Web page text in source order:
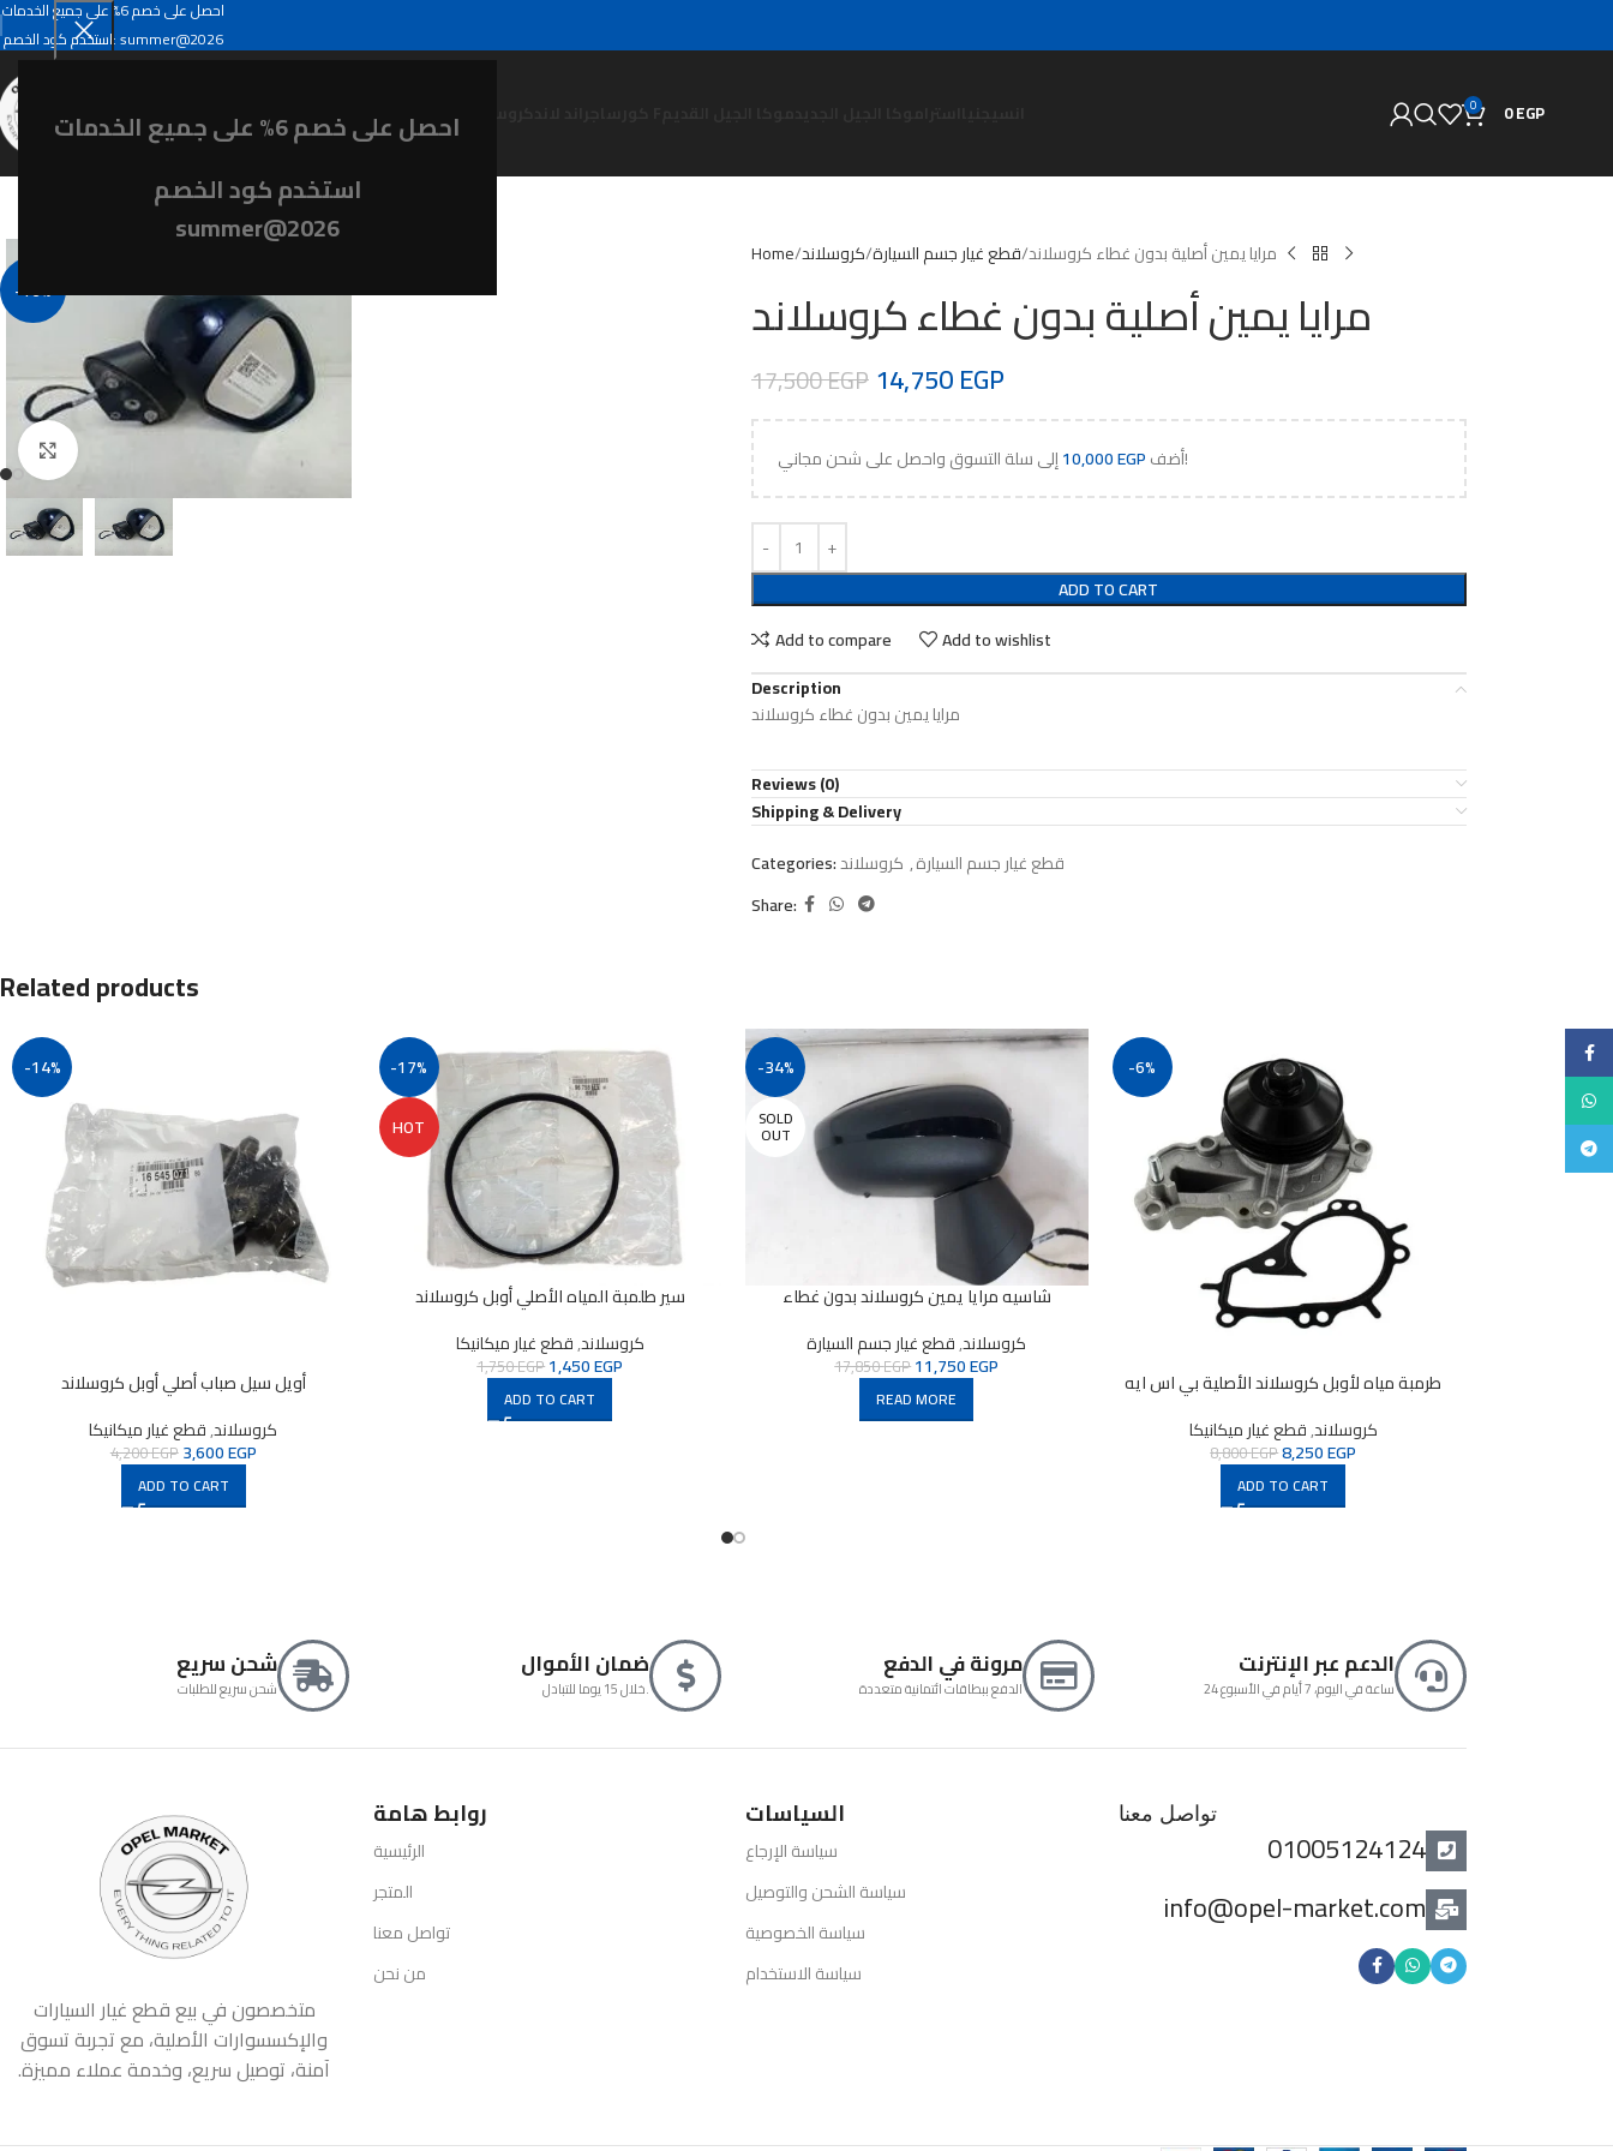
احصل على خصم 6% على جميع الخدمات
استخدم كود الخصم
summer@2026
احصل على خصم 6% على جميع الخدمات
استخدم كود الخصم:summer@2026
0 0EGP
-16%
Home كروسلاند قطع غيار جسم السيارة مرايا يمين أصلية بدون غطاء كروسلاند
مرايا يمين أصلية بدون غطاء كروسلاند
17,500EGP14,750EGP
أضف 10,000EGP إلى سلة التسوق واحصل على شحن مجاني!
ADD TO CART
Add to compare
Add to wishlist
Description
مرايا يمين بدون غطاء كروسلاند
Reviews (0)
Shipping & Delivery
Categories:
قطع غيار جسم السيارة, كروسلاند
Share:
Related products
-14%
أويل سيل صباب أصلي أوبل كروسلاند
كروسلاند,قطع غيار ميكانيكا
4,200EGP3,600EGP
ADD TO CART
-17%
HOT
سير طلمبة المياه الأصلي أوبل كروسلاند
كروسلاند,قطع غيار ميكانيكا
1,750EGP1,450EGP
ADD TO CART
-34%
SOLD
OUT
شاسيه مرايا يمين كروسلاند بدون غطاء
كروسلاند,قطع غيار جسم السيارة
17,850EGP11,750EGP
READ MORE
-6%
طرمبة مياه لأوبل كروسلاند الأصلية بي اس ايه
كروسلاند,قطع غيار ميكانيكا
8,800EGP8,250EGP
ADD TO CART
شحن سريع
شحن سريع للطلبات
ضمان الأموال
خلال 15 يوما للتبادل.
مرونة في الدفع
الدفع ببطاقات ائتمانية متعددة
الدعم عبر الإنترنت
24 ساعة في اليوم، 7 أيام في الأسبوع
متخصصون في بيع قطع غيار السيارات
والإكسسوارات الأصلية، مع تجربة تسوق
آمنة، توصيل سريع، وخدمة عملاء مميزة.
روابط هامة
الرئيسية
المتجر
تواصل معنا
من نحن
السياسات
سياسة الإرجاع
سياسة الشحن والتوصيل
سياسة الخصوصية
سياسة الاستخدام
تواصل معنا
01005124124
info@opel-market.com